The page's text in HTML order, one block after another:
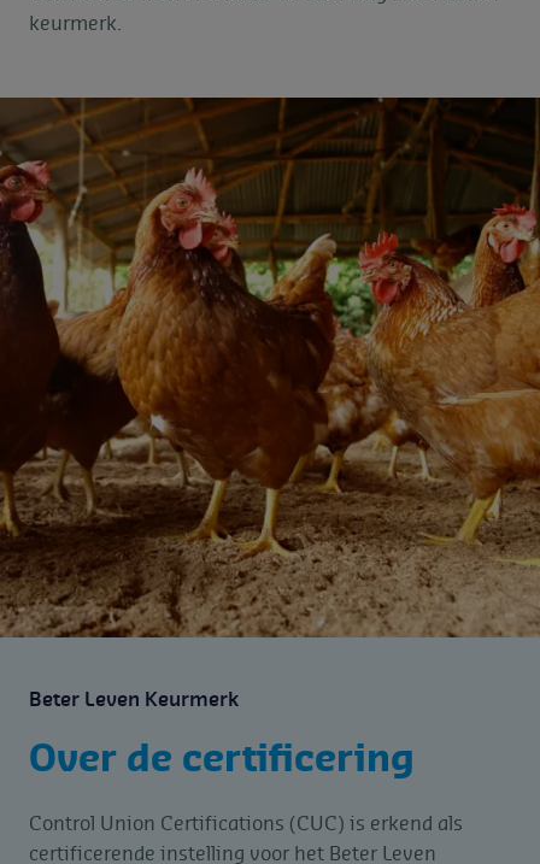
keurmerk.
Beter Leven Keurmerk
Over de certificering
Control Union Certifications (CUC) is erkend als
certificerende instelling voor het Beter Leven